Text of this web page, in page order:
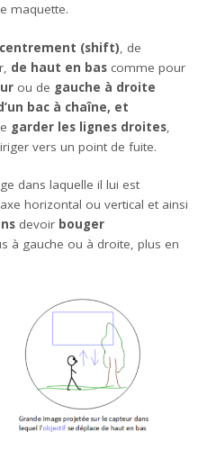
maquette.
(shift), de
de haut en bas comme pour
ou de gauche à droite
bac à chaîne, et
garder les lignes droites,
vers un point de fuite.
dans laquelle il lui est
horizontal ou vertical et ainsi
devoir bouger
à gauche ou à droite, plus en